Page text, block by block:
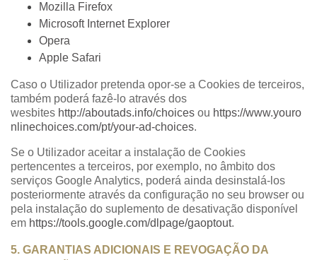
Mozilla Firefox
Microsoft Internet Explorer
Opera
Apple Safari
Caso o Utilizador pretenda opor-se a Cookies de terceiros,
também poderá fazê-lo através dos
wesbites http://aboutads.info/choices ou https://www.youro
nlinechoices.com/pt/your-ad-choices.
Se o Utilizador aceitar a instalação de Cookies
pertencentes a terceiros, por exemplo, no âmbito dos
serviços Google Analytics, poderá ainda desinstalá-los
posteriormente através da configuração no seu browser ou
pela instalação do suplemento de desativação disponível
em https://tools.google.com/dlpage/gaoptout.
5. GARANTIAS ADICIONAIS E REVOGAÇÃO DA